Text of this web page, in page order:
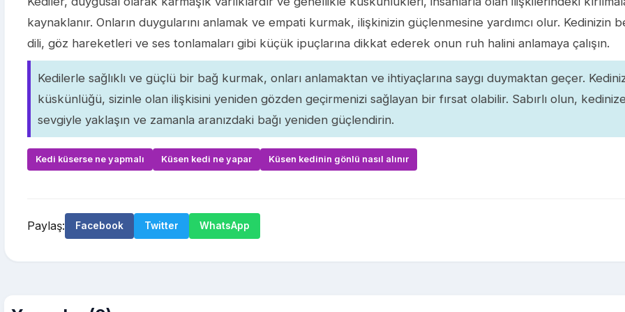
kaynaklanır. Onların duygularını anlamak ve empati kurmak, ilişkinizin güçlenmesine yardımcı olur. Kedinizin
dili, göz hareketleri ve ses tonlamaları gibi küçük ipuçlarına dikkat ederek onun ruh halini anlamaya çalışın.
Kedilerle sağlıklı ve güçlü bir bağ kurmak, onları anlamaktan ve ihtiyaçlarına saygı duymaktan geçer.
küskünlüğü, sizinle olan ilişkisini yeniden gözden geçirmenizi sağlayan bir fırsat olabilir. Sabırlı olun, kedinize
sevgiyle yaklaşın ve zamanla aranızdaki bağı yeniden güçlendirin.
Kedi küserse ne yapmalı Küsen kedi ne yapar Küsen kedinin gönlü nasıl alınır
Paylaş: Facebook Twitter WhatsApp